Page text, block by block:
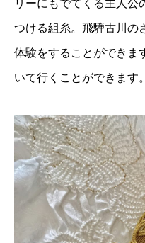
つける組糸。飛騨古川の
体験をすることができま
いて行くことができます。